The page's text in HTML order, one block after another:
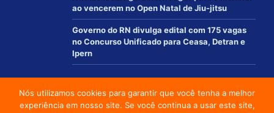
ao vencerem no Open Natal de Jiu-jitsu
Governo do RN divulga edital com 175 vagas
no Concurso Unificado para Ceasa, Detran e
Ipern
© 2012 - 2021 | www.macaurn.com.br - Todos os direitos reservados
Desenvolvido por:
Nós utilizamos cookies para garantir que você tenha a melhor
experiência em nosso site. Se você continua a usar este site,